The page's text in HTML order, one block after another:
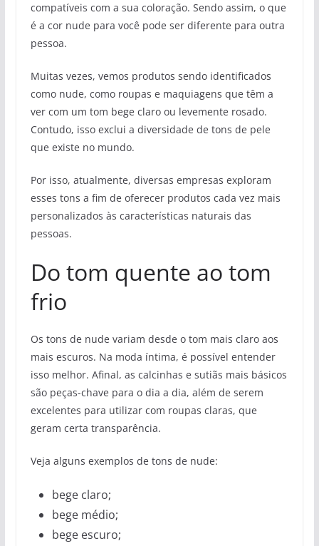
compatíveis com a sua coloração. Sendo assim, o que
é a cor nude para você pode ser diferente para outra
pessoa.
Muitas vezes, vemos produtos sendo identificados
como nude, como roupas e maquiagens que têm a
ver com um tom bege claro ou levemente rosado.
Contudo, isso exclui a diversidade de tons de pele
que existe no mundo.
Por isso, atualmente, diversas empresas exploram
esses tons a fim de oferecer produtos cada vez mais
personalizados às características naturais das
pessoas.
Do tom quente ao tom
frio
Os tons de nude variam desde o tom mais claro aos
mais escuros. Na moda íntima, é possível entender
isso melhor. Afinal, as calcinhas e sutiãs mais básicos
são peças-chave para o dia a dia, além de serem
excelentes para utilizar com roupas claras, que
geram certa transparência.
Veja alguns exemplos de tons de nude:
bege claro;
bege médio;
bege escuro;